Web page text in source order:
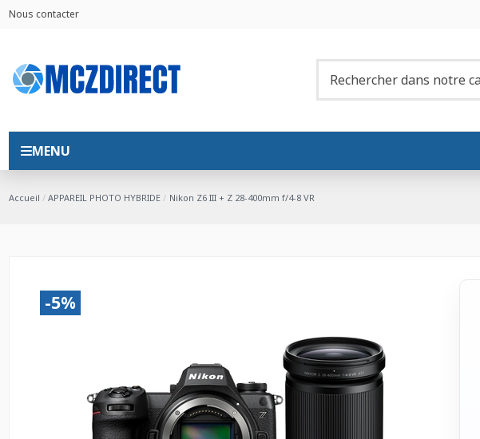
Nous contacter
MENU
Accueil APPAREIL PHOTO HYBRIDE Nikon Z6 III + Z 28-400mm f/4-8 VR
-5%